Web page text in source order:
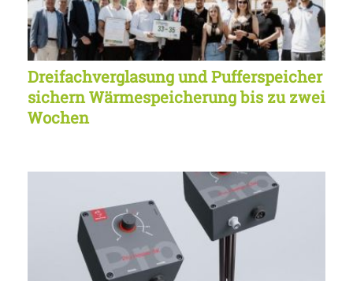
Dreifachverglasung und Pufferspeicher
sichern Wärmespeicherung bis zu zwei
Wochen